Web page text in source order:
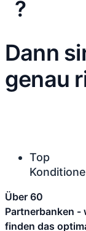
?
Dann
genau
Top
Über 60
Partnerbanken -
finden das